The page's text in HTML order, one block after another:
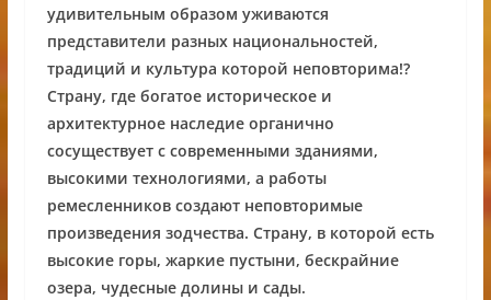
удивительным образом уживаются
представители разных национальностей,
традиций и культура которой неповторима!?
Страну, где богатое историческое и
архитектурное наследие органично
сосуществует с современными зданиями,
высокими технологиями, а работы
ремесленников создают неповторимые
произведения зодчества. Страну, в которой есть
высокие горы, жаркие пустыни, бескрайние
озера, чудесные долины и сады.